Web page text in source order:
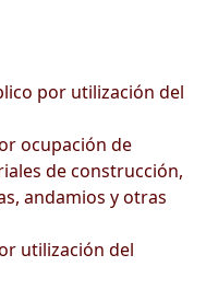
por utilización del
ocupación de
de construcción,
andamios y otras
utilización del